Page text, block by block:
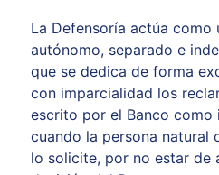
La Defensoría actúa como
autónomo, separado e
que se dedica de forma
con imparcialidad los
escrito por el Banco como
cuando la persona natural
lo solicite, por no estar de